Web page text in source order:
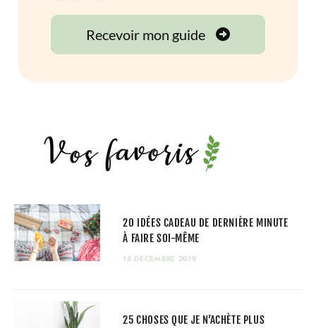
20 IDÉES CADEAU DE DERNIÈRE MINUTE
À FAIRE SOI-MÊME
18 DÉCEMBRE 2019
25 CHOSES QUE JE N’ACHÈTE PLUS